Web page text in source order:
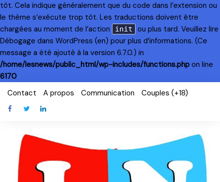
tôt. Cela indique généralement que du code dans l’extension ou
le thème s’exécute trop tôt. Les traductions doivent être
chargées au moment de l’action
init
ou plus tard. Veuillez lire
Débogage dans WordPress (en) pour plus d’informations. (Ce
message a été ajouté à la version 6.7.0.) in
/home/lesnews/public_html/wp-includes/functions.php on line
6170
Skip
content
Contact A propos Communication Couples (+18)